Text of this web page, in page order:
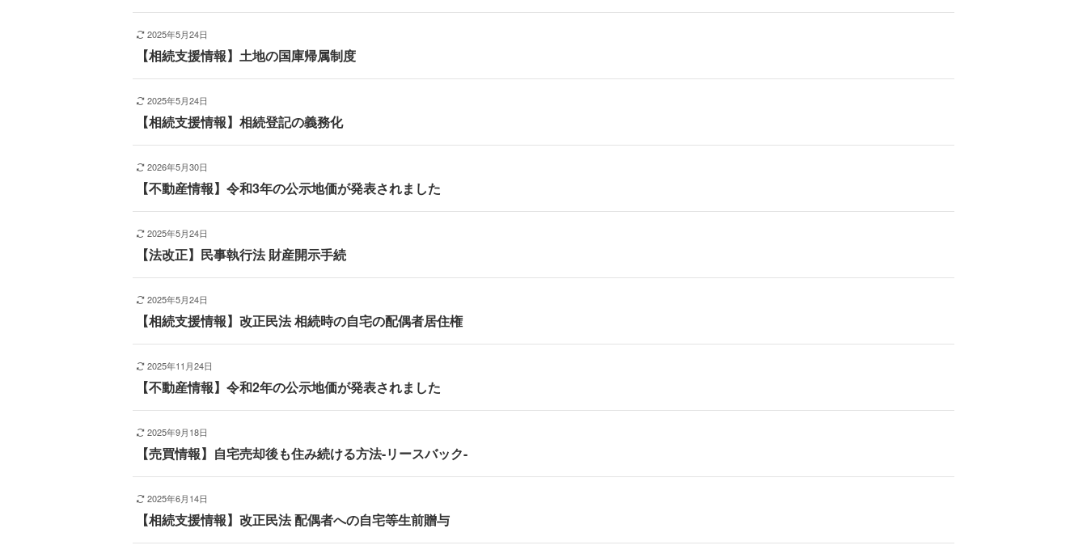
2025年5月24日
【相続支援情報】土地の国庫帰属制度
2025年5月24日
【相続支援情報】相続登記の義務化
2026年5月30日
【不動産情報】令和3年の公示地価が発表されました
2025年5月24日
【法改正】民事執行法 財産開示手続
2025年5月24日
【相続支援情報】改正民法 相続時の自宅の配偶者居住権
2025年11月24日
【不動産情報】令和2年の公示地価が発表されました
2025年9月18日
【売買情報】自宅売却後も住み続ける方法-リースバック-
2025年6月14日
【相続支援情報】改正民法 配偶者への自宅等生前贈与